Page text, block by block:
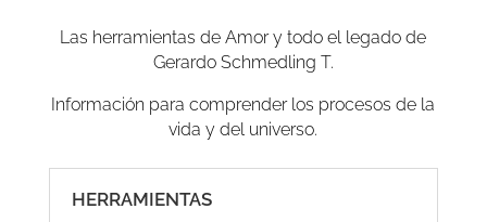
Las herramientas de Amor y todo el legado de
Gerardo Schmedling T.
Información para comprender los procesos de la
vida y del universo.
HERRAMIENTAS